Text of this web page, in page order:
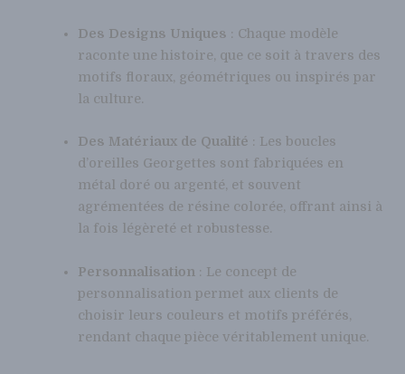
Des Designs Uniques : Chaque modèle
raconte une histoire, que ce soit à travers des
motifs floraux, géométriques ou inspirés par
la culture.
Des Matériaux de Qualité : Les boucles
d’oreilles Georgettes sont fabriquées en
métal doré ou argenté, et souvent
agrémentées de résine colorée, offrant ainsi à
la fois légèreté et robustesse.
Personnalisation : Le concept de
personnalisation permet aux clients de
choisir leurs couleurs et motifs préférés,
rendant chaque pièce véritablement unique.